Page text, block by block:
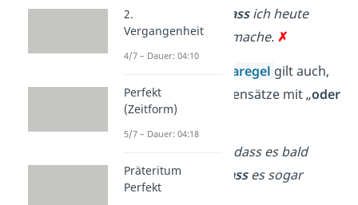
und dassich heute
einen Ausflug mache. ✗
Kommaregel gilt auch,
wenn du zwei Nebensätze mit „oder
dass“ verbindest.
Es ist möglich, dass es bald
regnet
oder dasses sogar
2.
Vergangenheit
4/7 – Dauer: 04:10
Perfekt
(Zeitform)
5/7 – Dauer: 04:18
Präteritum
Perfekt